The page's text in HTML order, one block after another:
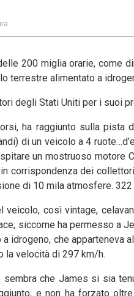
200 miglia orarie, come
terrestre alimentato a
degli Stati Uniti per i suoi
ha raggiunto sulla pista
di un veicolo a 4
un mostruoso motore
corrispondenza dei
di 10 mila atmosfere.
così vintage,
siccome ha permesso a
idrogeno, che apparteneva
la velocità di 297 km/h.
sembra che James si sia
e non ha forzato